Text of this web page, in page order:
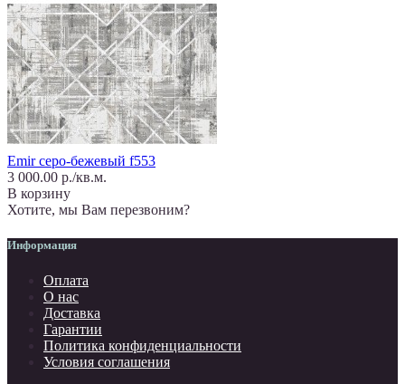
Emir серо-бежевый f553
3 000.00 р./кв.м.
В корзину
Хотите, мы Вам перезвоним?
Информация
Оплата
О нас
Доставка
Гарантии
Политика конфиденциальности
Условия соглашения